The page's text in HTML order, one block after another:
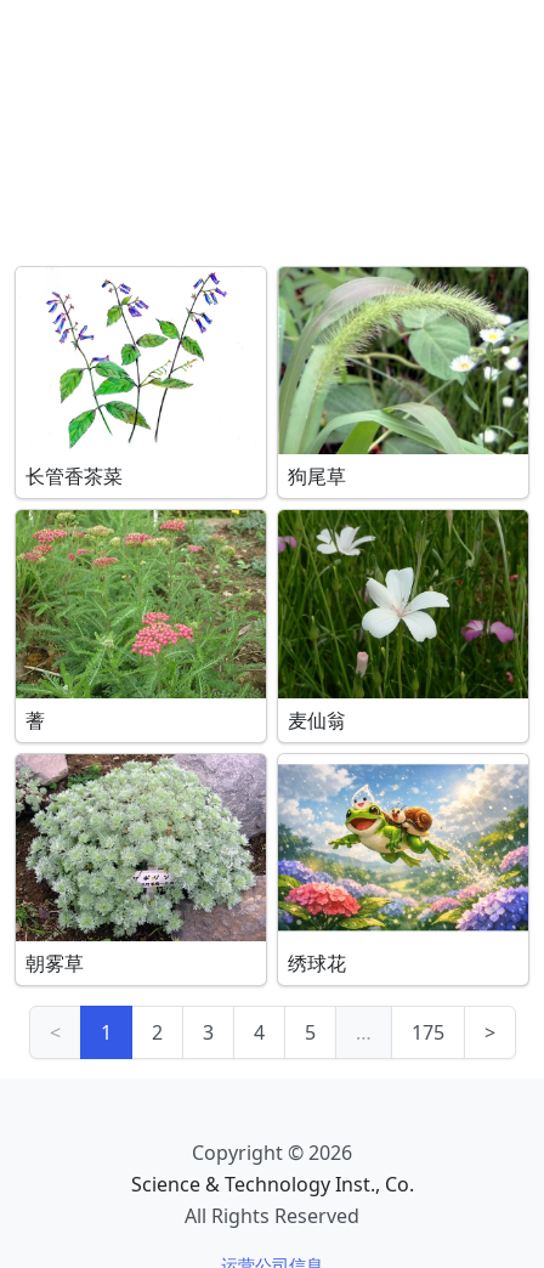
长管香茶菜 狗尾草
蓍 麦仙翁
朝雾草 绣球花
< 1 2 3 4 5 … 175 >
Copyright © 2026
Science & Technology Inst., Co.
All Rights Reserved